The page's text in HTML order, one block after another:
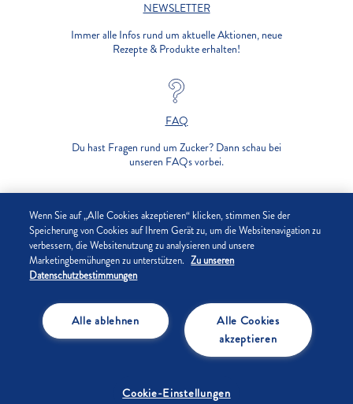
NEWSLETTER
Immer alle Infos rund um aktuelle Aktionen, neue
Rezepte & Produkte erhalten!
FAQ
Du hast Fragen rund um Zucker? Dann schau bei
unseren FAQs vorbei.
UNTERNEHMEN
DATENSCHUTZ
COOKIE-EINSTELLUNGEN
Wenn Sie auf „Alle Cookies akzeptieren“ klicken, stimmen Sie der
Speicherung von Cookies auf Ihrem Gerät zu, um die Websitenavigation zu
verbessern, die Websitenutzung zu analysieren und unsere
Marketingbemühungen zu unterstützen. Zu unseren
Datenschutzbestimmungen
Alle Cookies
akzeptieren
Alle ablehnen
Cookie-Einstellungen